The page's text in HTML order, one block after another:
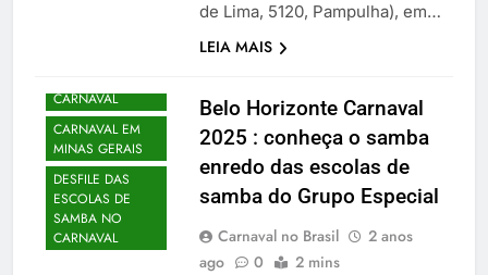
de Lima, 5120, Pampulha), em…
LEIA MAIS
CARNAVAL
CARNAVAL EM
MINAS GERAIS
DESFILE DAS
ESCOLAS DE
SAMBA NO
CARNAVAL
Belo Horizonte Carnaval
2025 : conheça o samba
enredo das escolas de
samba do Grupo Especial
Carnaval no Brasil
2 anos
ago
0 2 mins